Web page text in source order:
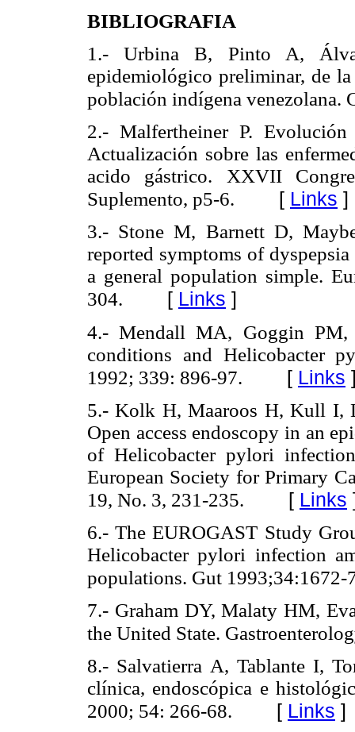
BIBLIOGRAFIA
1.- Urbina B, Pinto A,
epidemiológico preliminar, de
población indígena venezolana.
2.- Malfertheiner P.
Actualización sobre las
acido gástrico. XXVII
Suplemento, p5-6. [ Links ]
3.- Stone M, Barnett D,
reported symptoms of
a general population simple.
304. [ Links ]
4.- Mendall MA, Goggin
conditions and Helicobacter
1992; 339: 896-97. [ Links
5.- Kolk H, Maaroos H, Kull I,
Open access endoscopy in an
of Helicobacter pylori
European Society for Primary
19, No. 3, 231-235. [ Links
6.- The EUROGAST Study
Helicobacter pylori infection
populations. Gut 1993;34:1672-
7.- Graham DY, Malaty HM,
the United State.
8.- Salvatierra A, Tablante I,
clínica, endoscópica e
2000; 54: 266-68. [ Links ]